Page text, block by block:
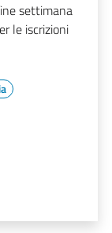
settimana
le iscrizioni